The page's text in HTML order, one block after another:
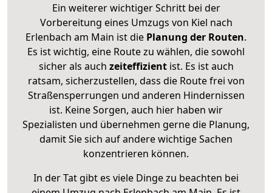
Ein weiterer wichtiger Schritt bei der
Vorbereitung eines Umzugs von Kiel nach
Erlenbach am Main ist die Planung der Routen.
Es ist wichtig, eine Route zu wählen, die sowohl
sicher als auch zeiteffizientist. Es ist auch
ratsam, sicherzustellen, dass die Route frei von
Straßensperrungen und anderen Hindernissen
ist. Keine Sorgen, auch hier haben wir
Spezialisten und übernehmen gerne die Planung,
damit Sie sich auf andere wichtige Sachen
konzentrieren können.
In der Tat gibt es viele Dinge zu beachten bei